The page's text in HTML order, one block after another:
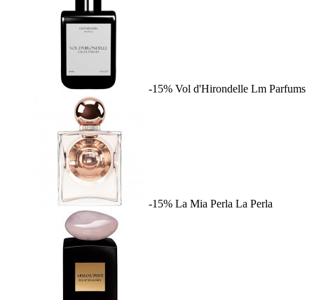
-15% Vol d'Hirondelle Lm Parfums
-15% La Mia Perla La Perla